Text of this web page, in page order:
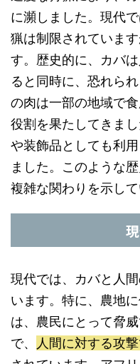
に瀕しました。現代
猟は制限されていま
す。歴史的に、カバ
ると同時に、恐れら
の肉は一部の地域で
役割を果たしてきま
や装飾品としても利
ました。このような
複雑な関わりを示して
現代では、カバと人
います。特に、農地
は、農民にとって脅
で、
人間に対する攻